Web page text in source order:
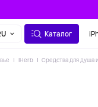
Каталог
IHerb Средства для душа